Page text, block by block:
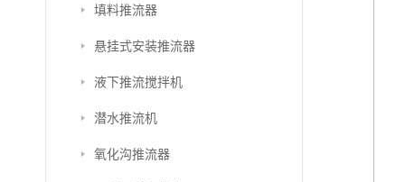
填料推流器
悬挂式安装推流器
液下推流搅拌机
潜水推流机
氧化沟推流器